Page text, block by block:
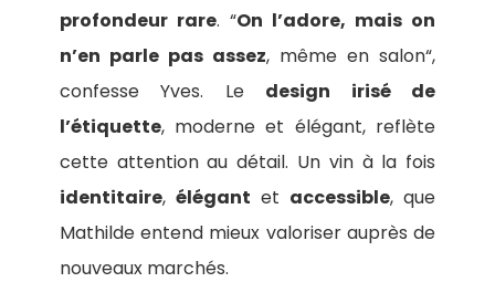
profondeur rare. “On l’adore, mais on
n’en parle pas assez, même en salon“,
confesse Yves. Le design irisé de
l’étiquette, moderne et élégant, reflète
cette attention au détail. Un vin à la fois
identitaire, élégant et accessible, que
Mathilde entend mieux valoriser auprès de
nouveaux marchés.